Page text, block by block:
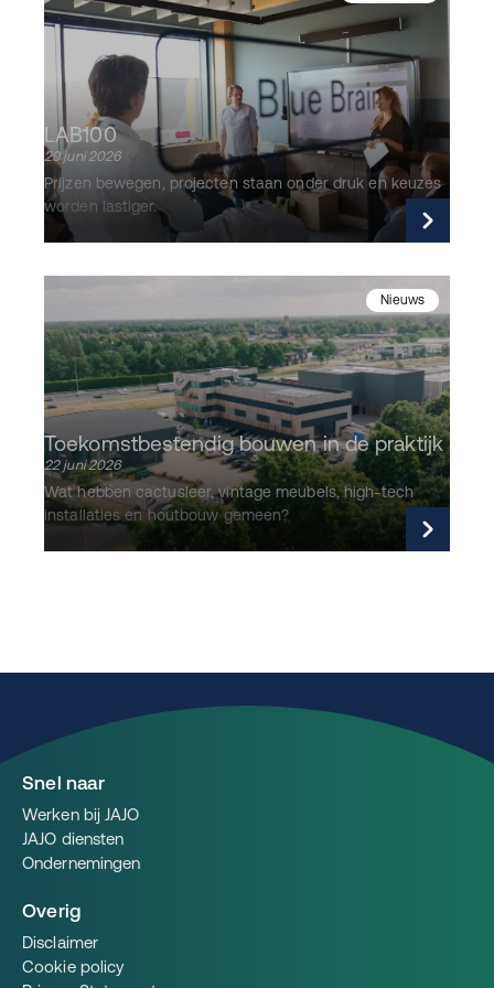
LAB100
29 juni 2026
Prijzen bewegen, projecten staan onder druk en keuzes
worden lastiger.
Nieuws
Toekomstbestendig bouwen in de praktijk
22 juni 2026
Wat hebben cactusleer, vintage meubels, high-tech
installaties en houtbouw gemeen?
Snel naar
Werken bij JAJO
JAJO diensten
Ondernemingen
Overig
Disclaimer
Cookie policy